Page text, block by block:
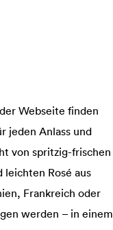
Webseite finden
jeden Anlass und
von spritzig-frischen
Rosé aus
Frankreich oder
werden – in einem